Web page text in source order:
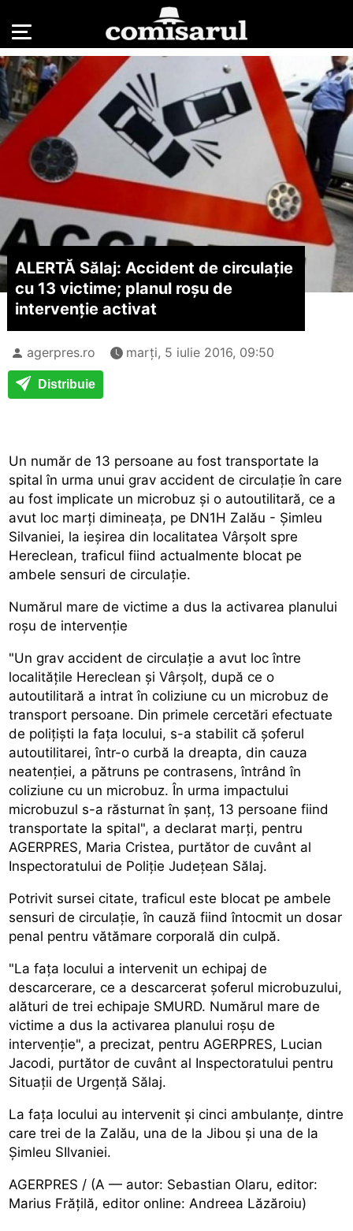
ALERTĂ Sălaj: Accident de circulație
cu 13 victime; planul roșu de
intervenție activat
agerpres.ro marți, 5 iulie 2016, 09:50
Distribuie
Un număr de 13 persoane au fost transportate la
spital în urma unui grav accident de circulație în care
au fost implicate un microbuz și o autoutilitară, ce a
avut loc marți dimineața, pe DN1H Zalău - Șimleu
Silvaniei, la ieșirea din localitatea Vârșolt spre
Hereclean, traficul fiind actualmente blocat pe
ambele sensuri de circulație.
Numărul mare de victime a dus la activarea planului
roșu de intervenție
"Un grav accident de circulație a avut loc între
localitățile Hereclean și Vârșolț, după ce o
autoutilitară a intrat în coliziune cu un microbuz de
transport persoane. Din primele cercetări efectuate
de polițiști la fața locului, s-a stabilit că șoferul
autoutilitarei, într-o curbă la dreapta, din cauza
neatenției, a pătruns pe contrasens, întrând în
coliziune cu un microbuz. În urma impactului
microbuzul s-a răsturnat în șanț, 13 persoane fiind
transportate la spital", a declarat marți, pentru
AGERPRES, Maria Cristea, purtător de cuvânt al
Inspectoratului de Poliție Județean Sălaj.
Potrivit sursei citate, traficul este blocat pe ambele
sensuri de circulație, în cauză fiind întocmit un dosar
penal pentru vătămare corporală din culpă.
"La fața locului a intervenit un echipaj de
descarcerare, ce a descarcerat șoferul microbuzului,
alături de trei echipaje SMURD. Numărul mare de
victime a dus la activarea planului roșu de
intervenție", a precizat, pentru AGERPRES, Lucian
Jacodi, purtător de cuvânt al Inspectoratului pentru
Situații de Urgență Sălaj.
La fața locului au intervenit și cinci ambulanțe, dintre
care trei de la Zalău, una de la Jibou și una de la
Șimleu SIlvaniei.
AGERPRES / (A — autor: Sebastian Olaru, editor:
Marius Frățilă, editor online: Andreea Lăzăroiu)